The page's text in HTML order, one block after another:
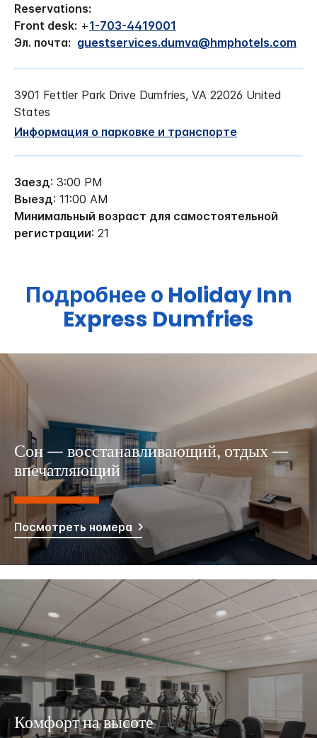
Reservations:
Front desk: +1-703-4419001
Эл. почта: guestservices.dumva@hmphotels.com
3901 Fettler Park Drive Dumfries, VA 22026 United
States
Информация о парковке и транспорте
Заезд: 3:00 PM
Выезд: 11:00 AM
Минимальный возраст для самостоятельной
регистрации: 21
Подробнее о Holiday Inn
Express Dumfries
Сон — восстанавливающий, отдых —
впечатляющий
Посмотреть номера
Комфорт на высоте